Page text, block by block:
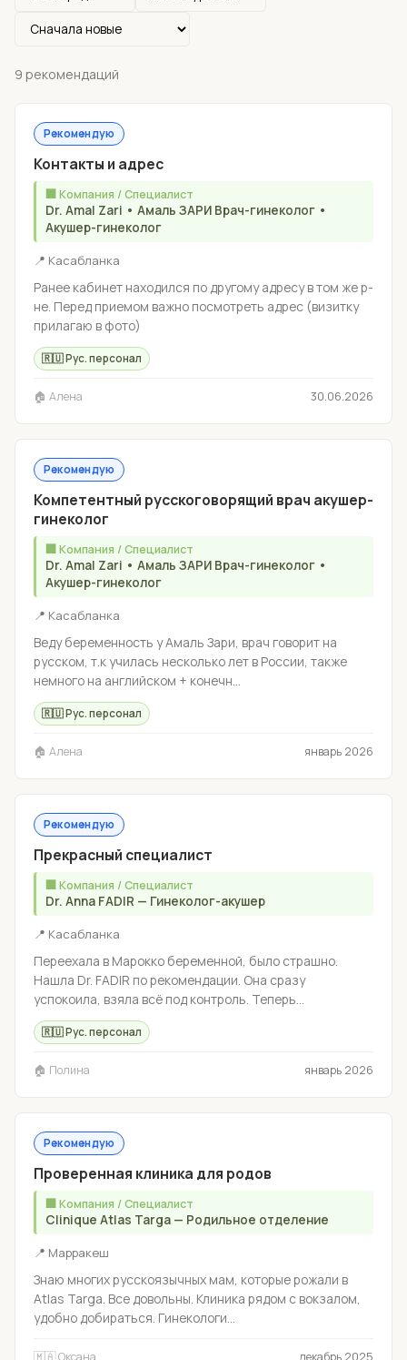
9 рекомендаций
Рекомендую
Контакты и адрес
🏢 Компания / Специалист
Dr. Amal Zari • Амаль ЗАРИ Врач-гинеколог •
Акушер-гинеколог
📍 Касабланка
Ранее кабинет находился по другому адресу в том же р-
не. Перед приемом важно посмотреть адрес (визитку
прилагаю в фото)
🇷🇺 Рус. персонал
🏠 Алена 30.06.2026
Рекомендую
Компетентный русскоговорящий врач акушер-
гинеколог
🏢 Компания / Специалист
Dr. Amal Zari • Амаль ЗАРИ Врач-гинеколог •
Акушер-гинеколог
📍 Касабланка
Веду беременность у Амаль Зари, врач говорит на
русском, т.к училась несколько лет в России, также
немного на английском + конечн...
🇷🇺 Рус. персонал
🏠 Алена январь 2026
Рекомендую
Прекрасный специалист
🏢 Компания / Специалист
Dr. Anna FADIR — Гинеколог-акушер
📍 Касабланка
Переехала в Марокко беременной, было страшно.
Нашла Dr. FADIR по рекомендации. Она сразу
успокоила, взяла всё под контроль. Теперь...
🇷🇺 Рус. персонал
🏠 Полина январь 2026
Рекомендую
Проверенная клиника для родов
🏢 Компания / Специалист
Clinique Atlas Targa — Родильное отделение
📍 Марракеш
Знаю многих русскоязычных мам, которые рожали в
Atlas Targa. Все довольны. Клиника рядом с вокзалом,
удобно добираться. Гинекологи...
🇲🇦 Оксана декабрь 2025